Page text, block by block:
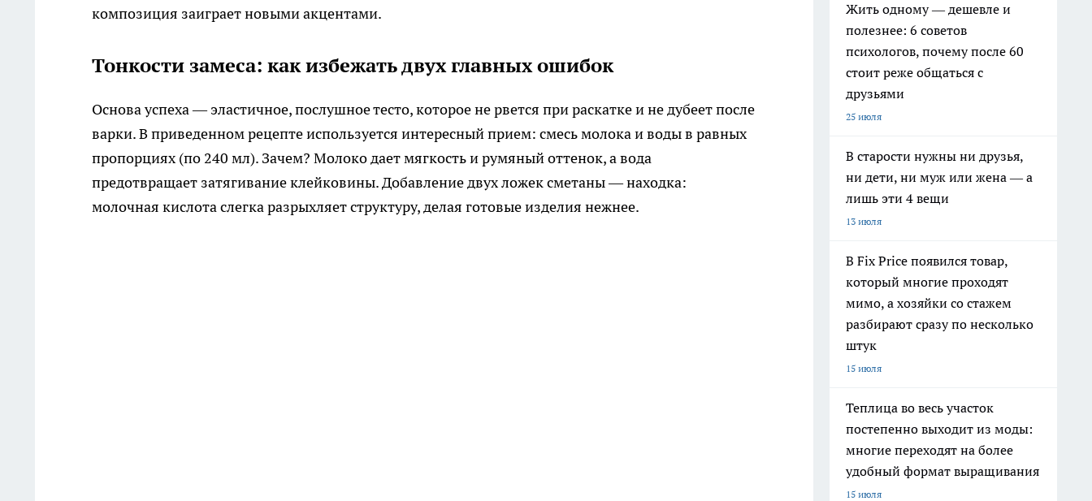
композиция заиграет новыми акцентами.
Тонкости замеса: как избежать двух главных ошибок
Основа успеха — эластичное, послушное тесто, которое не рвется при раскатке и не дубеет после
варки. В приведенном рецепте используется интересный прием: смесь молока и воды в равных
пропорциях (по 240 мл). Зачем? Молоко дает мягкость и румяный оттенок, а вода
предотвращает затягивание клейковины. Добавление двух ложек сметаны — находка:
молочная кислота слегка разрыхляет структуру, делая готовые изделия нежнее.
Жить одному — дешевле и
полезнее: 6 советов
психологов, почему после 60
стоит реже общаться с
друзьями
25 июля
В старости нужны ни друзья,
ни дети, ни муж или жена — а
лишь эти 4 вещи
13 июля
В Fix Price появился товар,
который многие проходят
мимо, а хозяйки со стажем
разбирают сразу по несколько
штук
15 июля
Теплица во весь участок
постепенно выходит из моды:
многие переходят на более
удобный формат выращивания
15 июля